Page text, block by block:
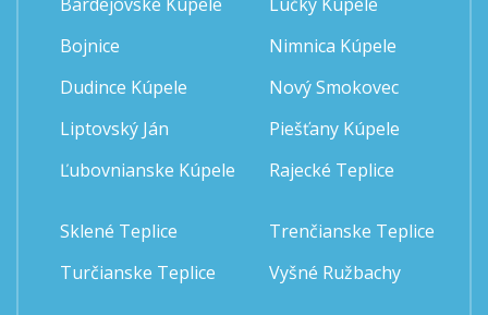
Bojnice
Dudince Kúpele
Liptovský Ján
Ľubovnianske Kúpele
Nimnica Kúpele
Nový Smokovec
Piešťany Kúpele
Rajecké Teplice
Sklené Teplice
Turčianske Teplice
Trenčianske Teplice
Vyšné Ružbachy